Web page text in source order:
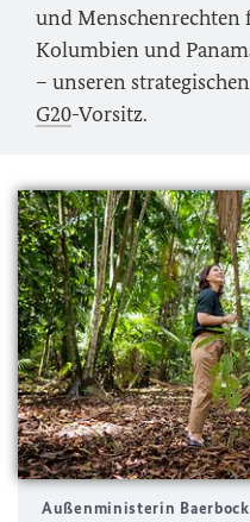
und Menschenrechten
Kolumbien und
– unseren
G20-Vorsitz.
Außenministerin